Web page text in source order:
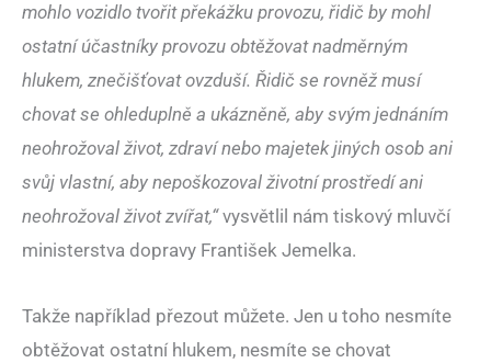
mohlo vozidlo tvořit překážku provozu, řidič by mohl
ostatní účastníky provozu obtěžovat nadměrným
hlukem, znečišťovat ovzduší. Řidič se rovněž musí
chovat se ohleduplně a ukázněně, aby svým jednáním
neohrožoval život, zdraví nebo majetek jiných osob ani
svůj vlastní, aby nepoškozoval životní prostředí ani
neohrožoval život zvířat,“vysvětlil nám tiskový mluvčí
ministerstva dopravy František Jemelka.
Takže například přezout můžete. Jen u toho nesmíte
obtěžovat ostatní hlukem, nesmíte se chovat